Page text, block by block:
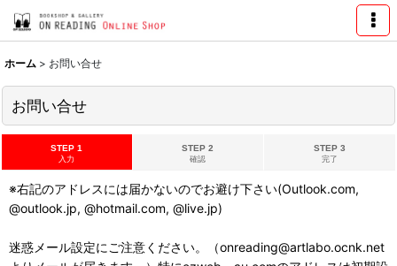
ホーム > お問い合せ
お問い合せ
STEP 1
入力
STEP 2
確認
STEP 3
完了
※右記のアドレスには届かないのでお避け下さい(Outlook.com,
@outlook.jp, @hotmail.com, @live.jp)
迷惑メール設定にご注意ください。（onreading@artlabo.ocnk.net